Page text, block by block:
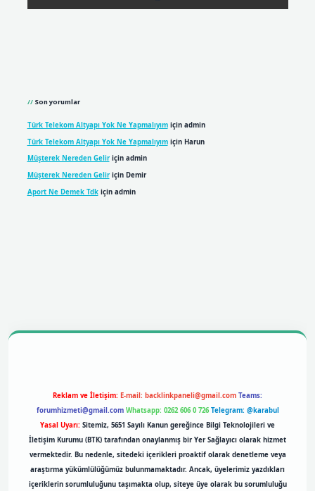
Son yorumlar
Türk Telekom Altyapı Yok Ne Yapmalıyımiçin admin
Türk Telekom Altyapı Yok Ne Yapmalıyımiçin Harun
Müşterek Nereden Geliriçin admin
Müşterek Nereden Geliriçin Demir
Aport Ne Demek Tdkiçin admin
Reklam ve İletişim: E-mail: backlinkpaneli@gmail.com Teams:
forumhizmeti@gmail.com Whatsapp: 0262 606 0 726 Telegram: @karabul
Yasal Uyarı: Sitemiz, 5651 Sayılı Kanun gereğince Bilgi Teknolojileri ve
İletişim Kurumu (BTK) tarafından onaylanmış bir Yer Sağlayıcı olarak hizmet
vermektedir. Bu nedenle, sitedeki içerikleri proaktif olarak denetleme veya
araştırma yükümlülüğümüz bulunmamaktadır. Ancak, üyelerimiz yazdıkları
içeriklerin sorumluluğunu taşımakta olup, siteye üye olarak bu sorumluluğu